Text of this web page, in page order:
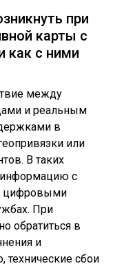
при
карты с
как с ними
между
и реальным
в
или
В таких
информацию с
цифровыми
При
обратиться в
и
технические сбои